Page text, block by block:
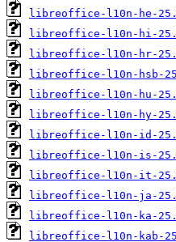
libreoffice-l10n-he-
libreoffice-l10n-hi-
libreoffice-l10n-hr-
libreoffice-l10n-hsb-
libreoffice-l10n-hu-
libreoffice-l10n-hy-
libreoffice-l10n-id-
libreoffice-l10n-is-
libreoffice-l10n-it-
libreoffice-l10n-ja-
libreoffice-l10n-ka-
libreoffice-l10n-kab-